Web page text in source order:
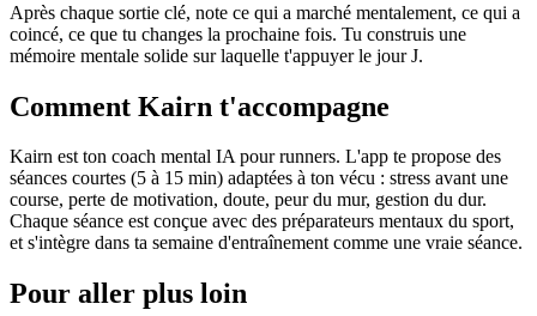
Après chaque sortie clé, note ce qui a marché mentalement, ce qui a
coincé, ce que tu changes la prochaine fois. Tu construis une
mémoire mentale solide sur laquelle t'appuyer le jour J.
Comment Kairn t'accompagne
Kairn est ton coach mental IA pour runners. L'app te propose des
séances courtes (5 à 15 min) adaptées à ton vécu : stress avant une
course, perte de motivation, doute, peur du mur, gestion du dur.
Chaque séance est conçue avec des préparateurs mentaux du sport,
et s'intègre dans ta semaine d'entraînement comme une vraie séance.
Pour aller plus loin